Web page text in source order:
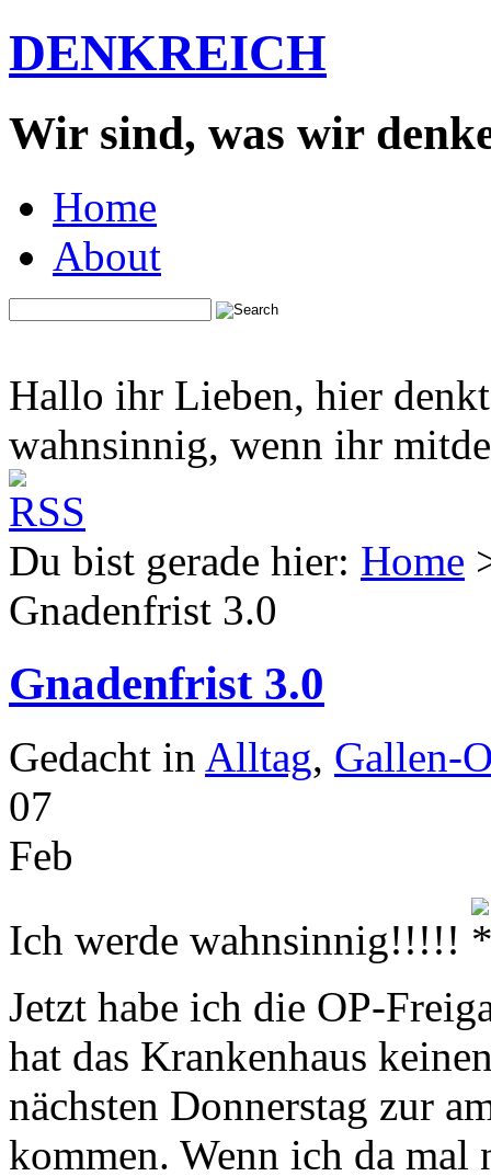
DENKREICH
Wir sind, was wir
Home
About
Hallo ihr Lieben, hier
wahnsinnig, wenn ihr
Du bist gerade hier: Home
Gnadenfrist 3.0
Gnadenfrist 3.0
Gedacht in Alltag, Gallen-
07
Feb
Ich werde wahnsinnig!!!!!
Jetzt habe ich die OP-
hat das Krankenhaus
nächsten Donnerstag zur
kommen. Wenn ich da